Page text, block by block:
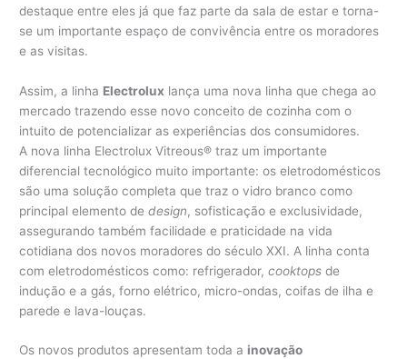
destaque entre eles já que faz parte da sala de estar e torna-
se um importante espaço de convivência entre os moradores
e as visitas.
Assim, a linha Electrolux lança uma nova linha que chega ao
mercado trazendo esse novo conceito de cozinha com o
intuito de potencializar as experiências dos consumidores.
A nova linha Electrolux Vitreous® traz um importante
diferencial tecnológico muito importante: os eletrodomésticos
são uma solução completa que traz o vidro branco como
principal elemento dedesign, sofisticação e exclusividade,
assegurando também facilidade e praticidade na vida
cotidiana dos novos moradores do século XXI. A linha conta
com eletrodomésticos como: refrigerador,cooktops de
indução e a gás, forno elétrico, micro-ondas, coifas de ilha e
parede e lava-louças.
Os novos produtos apresentam toda a inovação